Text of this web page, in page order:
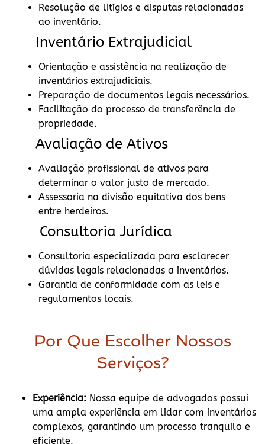
Resolução de litígios e disputas relacionadas
ao inventário.
Inventário Extrajudicial
Orientação e assistência na realização de
inventários extrajudiciais.
Preparação de documentos legais necessários.
Facilitação do processo de transferência de
propriedade.
Avaliação de Ativos
Avaliação profissional de ativos para
determinar o valor justo de mercado.
Assessoria na divisão equitativa dos bens
entre herdeiros.
Consultoria Jurídica
Consultoria especializada para esclarecer
dúvidas legais relacionadas a inventários.
Garantia de conformidade com as leis e
regulamentos locais.
Por Que Escolher Nossos
Serviços?
Experiência: Nossa equipe de advogados possui
uma ampla experiência em lidar com inventários
complexos, garantindo um processo tranquilo e
eficiente.